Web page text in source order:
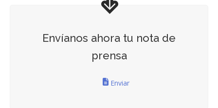
Envíanos ahora tu nota de
prensa
Enviar